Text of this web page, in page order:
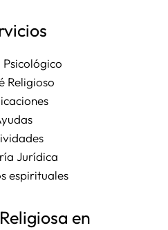
Psicológico
Religioso
Jurídica
espirituales
en